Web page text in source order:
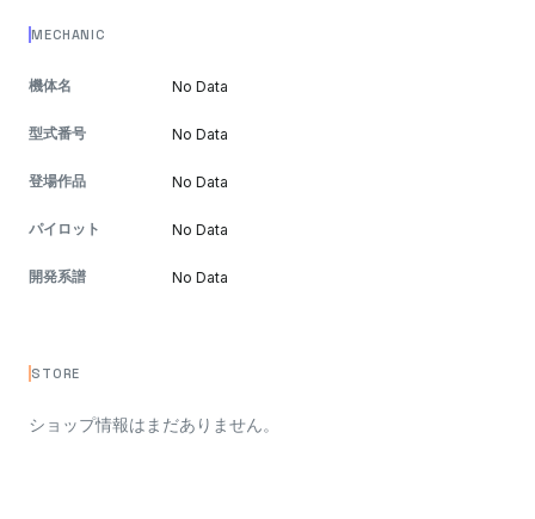
MECHANIC
機体名 No Data
型式番号 No Data
登場作品 No Data
パイロット No Data
開発系譜 No Data
STORE
ショップ情報はまだありません。